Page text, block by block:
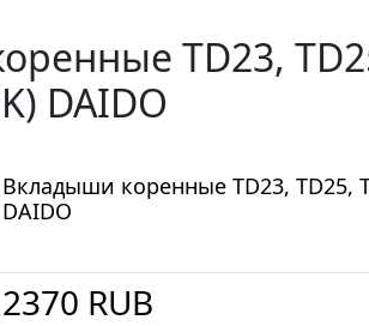
TD23,
DAIDO
Вкладыши коренные TD23, TD25,
DAIDO
2370 RUB